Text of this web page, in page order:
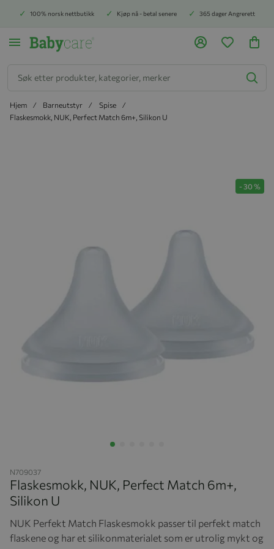
100% norsk nettbutikk Kjøp nå - betal senere 365 dager Angrerett
Hjem Barneutstyr
Spise
Flaskesmokk, NUK, Perfect Match 6m+, Silikon U
-30 %
N709037
Flaskesmokk, NUK, Perfect Match 6m+,
Silikon U
NUK Perfekt Match Flaskesmokk passer til perfekt match
flaskene og har et silikonmaterialet som er utrolig mykt og